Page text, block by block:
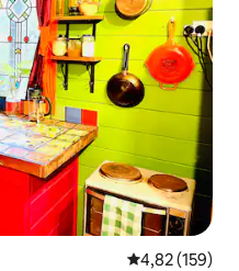
Середня
4,82 (159)